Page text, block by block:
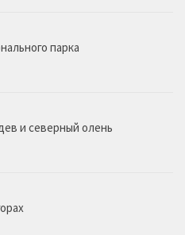
парка
и северный олень